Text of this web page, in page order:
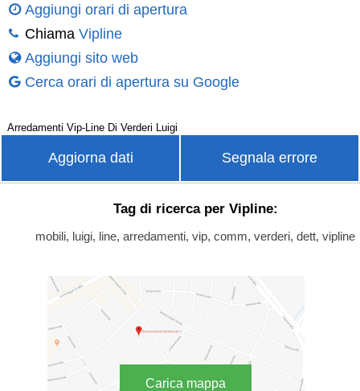
Aggiungi orari di apertura
Chiama Vipline
Aggiungi sito web
Cerca orari di apertura su Google
Arredamenti Vip-Line Di Verderi Luigi
Aggiorna dati Segnala errore
Tag di ricerca per Vipline:
mobili, luigi, line, arredamenti, vip, comm, verderi, dett, vipline
Carica mappa